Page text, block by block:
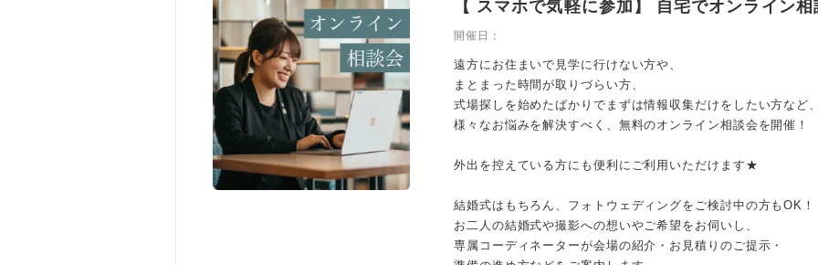
【 スマホで気軽に参加】 自宅でオンライン相
開催日：
遠方にお住まいで見学に行けない方や、
まとまった時間が取りづらい方、
式場探しを始めたばかりでまずは情報収集だけをしたい方など、
様々なお悩みを解決すべく、無料のオンライン相談会を開催！
外出を控えている方にも便利にご利用いただけます★
結婚式はもちろん、フォトウェディングをご検討中の方もOK！
お二人の結婚式や撮影への想いやご希望をお伺いし、
専属コーディネーターが会場の紹介・お見積りのご提示・